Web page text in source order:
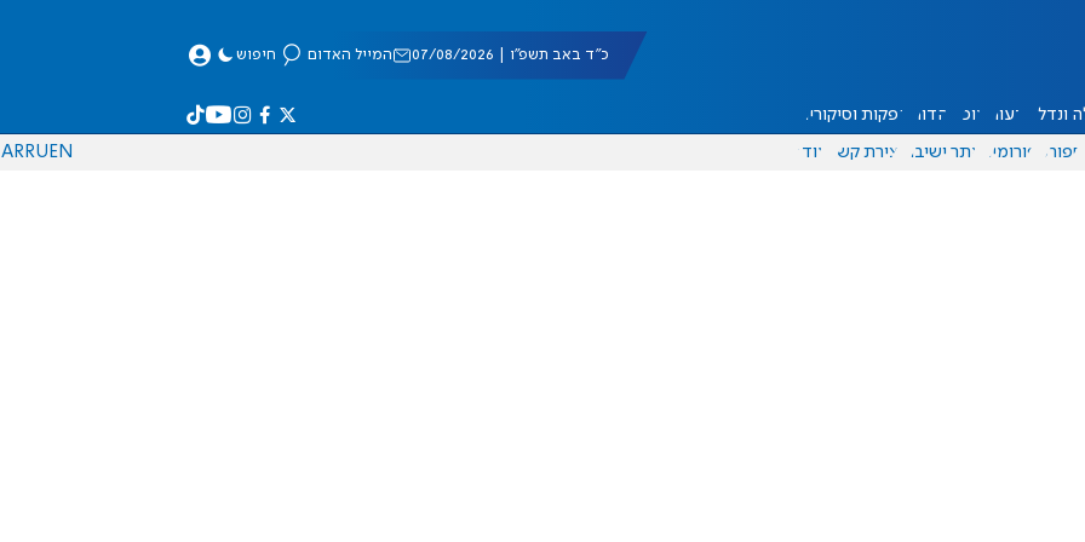
כ"ד באב תשפ"ו | 07/08/2026 המייל האדום חיפוש
ונדל"ן דעות אוכל יהדות הפקות וסיקורים
ספורט פורומים אתר ישיבה יצירת קשר עוד EN
RU
AR